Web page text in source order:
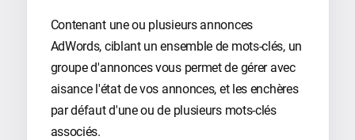
Contenant une ou plusieurs annonces
AdWords, ciblant un ensemble de mots-clés, un
groupe d'annonces vous permet de gérer avec
aisance l'état de vos annonces, et les enchères
par défaut d'une ou de plusieurs mots-clés
associés.